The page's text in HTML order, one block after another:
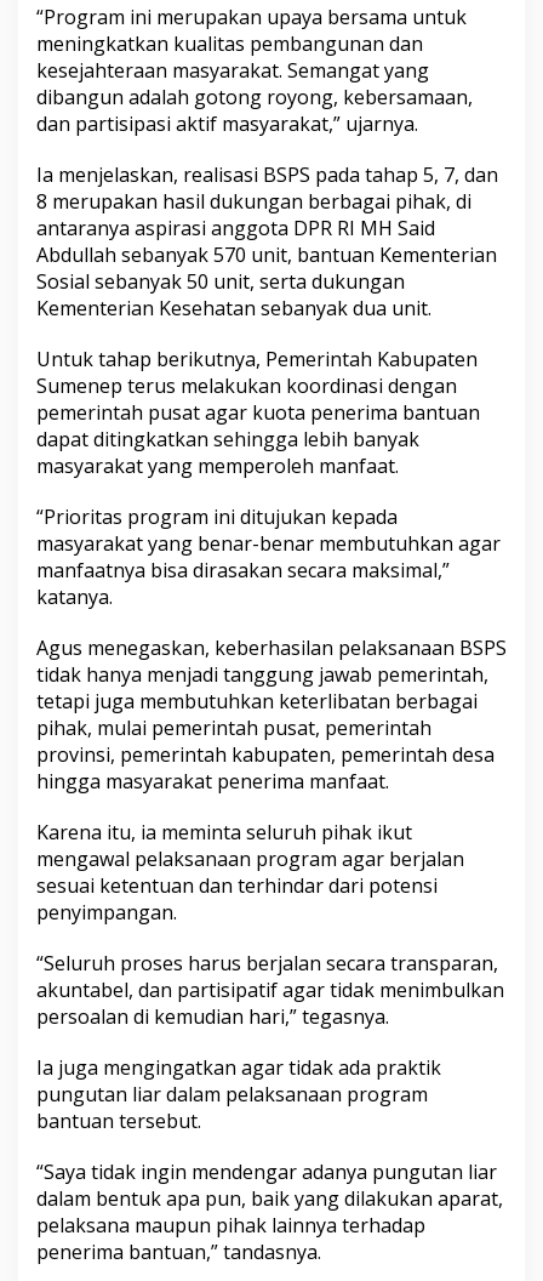
a
a
n
“Program ini merupakan upaya bersama untuk
meningkatkan kualitas pembangunan dan
kesejahteraan masyarakat. Semangat yang
dibangun adalah gotong royong, kebersamaan,
dan partisipasi aktif masyarakat,” ujarnya.
Ia menjelaskan, realisasi BSPS pada tahap 5, 7, dan
8 merupakan hasil dukungan berbagai pihak, di
antaranya aspirasi anggota DPR RI MH Said
Abdullah sebanyak 570 unit, bantuan Kementerian
Sosial sebanyak 50 unit, serta dukungan
Kementerian Kesehatan sebanyak dua unit.
Untuk tahap berikutnya, Pemerintah Kabupaten
Sumenep terus melakukan koordinasi dengan
pemerintah pusat agar kuota penerima bantuan
dapat ditingkatkan sehingga lebih banyak
masyarakat yang memperoleh manfaat.
“Prioritas program ini ditujukan kepada
masyarakat yang benar-benar membutuhkan agar
manfaatnya bisa dirasakan secara maksimal,”
katanya.
Agus menegaskan, keberhasilan pelaksanaan BSPS
tidak hanya menjadi tanggung jawab pemerintah,
tetapi juga membutuhkan keterlibatan berbagai
pihak, mulai pemerintah pusat, pemerintah
provinsi, pemerintah kabupaten, pemerintah desa
hingga masyarakat penerima manfaat.
Karena itu, ia meminta seluruh pihak ikut
mengawal pelaksanaan program agar berjalan
sesuai ketentuan dan terhindar dari potensi
penyimpangan.
“Seluruh proses harus berjalan secara transparan,
akuntabel, dan partisipatif agar tidak menimbulkan
persoalan di kemudian hari,” tegasnya.
Ia juga mengingatkan agar tidak ada praktik
pungutan liar dalam pelaksanaan program
bantuan tersebut.
“Saya tidak ingin mendengar adanya pungutan liar
dalam bentuk apa pun, baik yang dilakukan aparat,
pelaksana maupun pihak lainnya terhadap
penerima bantuan,” tandasnya.